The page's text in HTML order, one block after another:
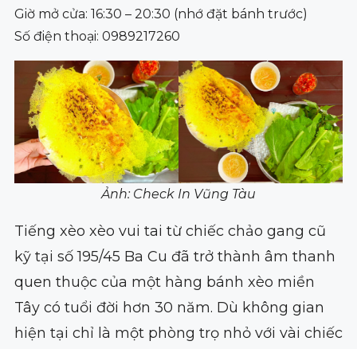
Giờ mở cửa: 16:30 – 20:30 (nhớ đặt bánh trước)
Số điện thoại: 0989217260
Ảnh: Check In Vũng Tàu
Tiếng xèo xèo vui tai từ chiếc chảo gang cũ
kỹ tại số 195/45 Ba Cu đã trở thành âm thanh
quen thuộc của một hàng bánh xèo miền
Tây có tuổi đời hơn 30 năm. Dù không gian
hiện tại chỉ là một phòng trọ nhỏ với vài chiếc